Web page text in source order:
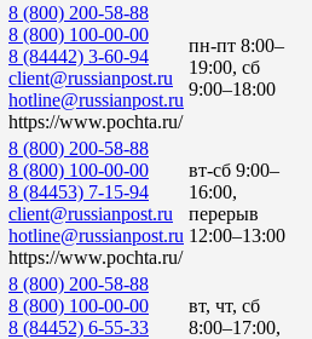
8 (800) 200-58-88
8 (800) 100-00-00
8 (84442) 3-60-94
client@russianpost.ru
hotline@russianpost.ru
https://www.pochta.ru/
пн-пт 8:00–
19:00, сб
9:00–18:00
8 (800) 200-58-88
8 (800) 100-00-00
8 (84453) 7-15-94
client@russianpost.ru
hotline@russianpost.ru
https://www.pochta.ru/
вт-сб 9:00–
16:00,
перерыв
12:00–13:00
8 (800) 200-58-88
8 (800) 100-00-00
8 (84452) 6-55-33
вт, чт, сб
8:00–17:00,